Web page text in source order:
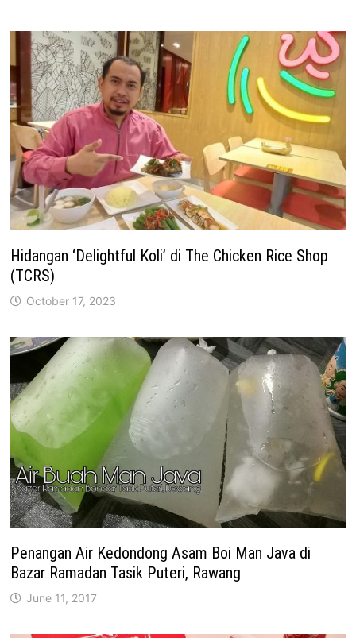
Hidangan ‘Delightful Koli’ di The Chicken Rice Shop
(TCRS)
October 17, 2023
Penangan Air Kedondong Asam Boi Man Java di
Bazar Ramadan Tasik Puteri, Rawang
June 11, 2017